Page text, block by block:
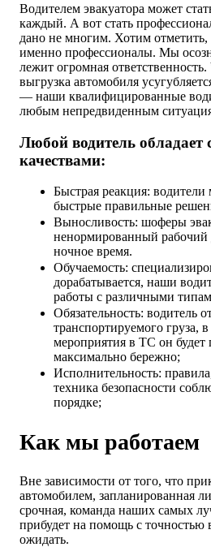
Водителем эвакуатора может
каждый. А вот стать
дано не многим. Хотим отметить,
именно профессионалы. Мы
лежит огромная ответственность.
выгрузка автомобиля
— наши квалифицированные
любым непредвиденным
Любой водитель
качествами:
Быстрая реакция:
быстрые правильные
Выносливость: шоферы
ненормированный рабочий
ночное время.
Обучаемость:
дорабатывается, наши
работы с различными
Обязательность: водитель
транспортируемого груза,
мероприятия в ТС он будет
максимально бережно;
Исполнительность:
техника безопасности
порядке;
Как мы работаем
Вне зависимости от того, что
автомобилем, запланированная
срочная, команда наших самых
прибудет на помощь с точностью
ожидать.